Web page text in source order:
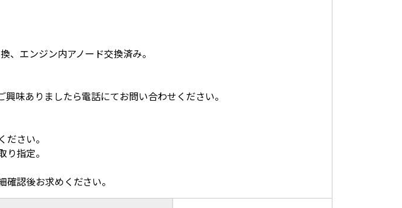
、エンジン内アノード交換済み。
味ありましたら電話にてお問い合わせください。
さい。
り指定。
認後お求めください。